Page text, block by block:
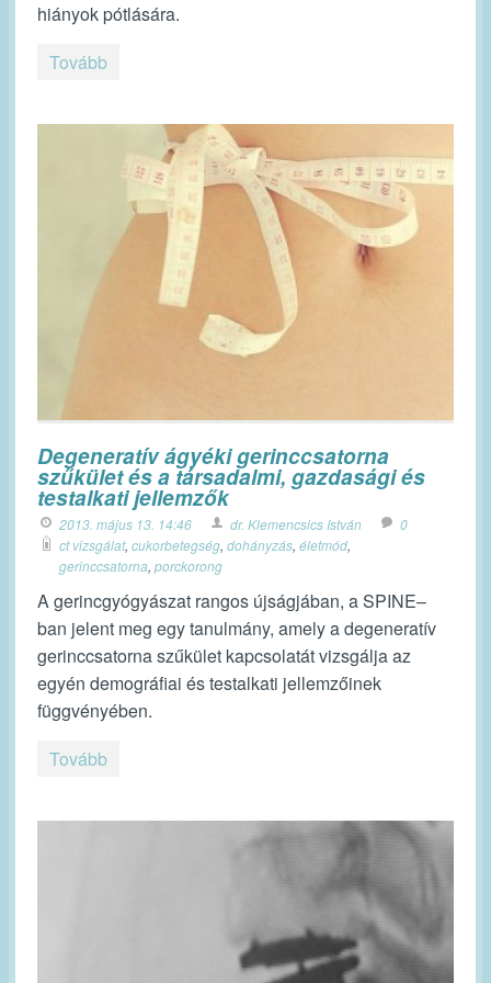
hiányok pótlására.
Tovább
Degeneratív ágyéki gerinccsatorna
szűkület és a társadalmi, gazdasági és
testalkati jellemzők
2013. május 13. 14:46 dr. Klemencsics István
0
ct vizsgálat, cukorbetegség, dohányzás, életmód,
gerinccsatorna, porckorong
A gerincgyógyászat rangos újságjában, a SPINE–
ban jelent meg egy tanulmány, amely a degeneratív
gerinccsatorna szűkület kapcsolatát vizsgálja az
egyén demográfiai és testalkati jellemzőinek
függvényében.
Tovább